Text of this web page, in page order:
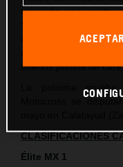
firmando una cuarta
aspiraba, sí que le
buenos puntos de
La próxima
CLASIFICACIONES
Élite MX 1